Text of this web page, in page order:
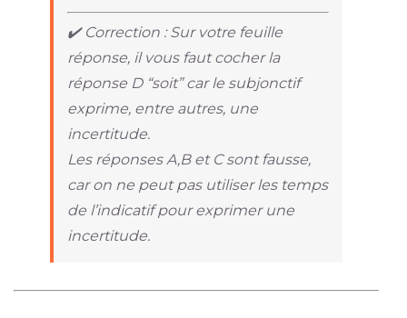
✔️ Correction : Sur votre feuille
réponse, il vous faut cocher la
réponse D “soit” car le subjonctif
exprime, entre autres, une
incertitude.
Les réponses A,B et C sont fausse,
car on ne peut pas utiliser les temps
de l’indicatif pour exprimer une
incertitude.